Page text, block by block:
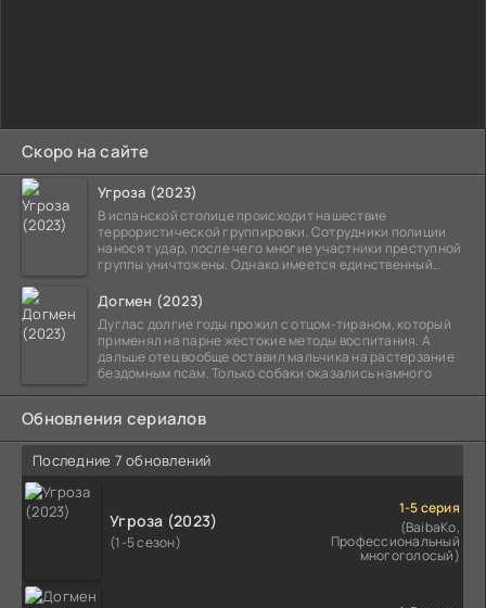
Скоро на сайте
Угроза (2023)
В испанской столице происходит нашествие
террористической группировки. Сотрудники полиции
наносят удар, после чего многие участники преступной
группы уничтожены. Однако имеется единственный
Догмен (2023)
Дуглас долгие годы прожил с отцом-тираном, который
применял на парне жестокие методы воспитания. А
дальше отец вообще оставил мальчика на растерзание
бездомным псам. Только собаки оказались намного
Обновления сериалов
Последние 7 обновлений
Угроза (2023)
(1-5 сезон)
1-5 серия
(BaibaKo,
Профессиональный
многоголосый)